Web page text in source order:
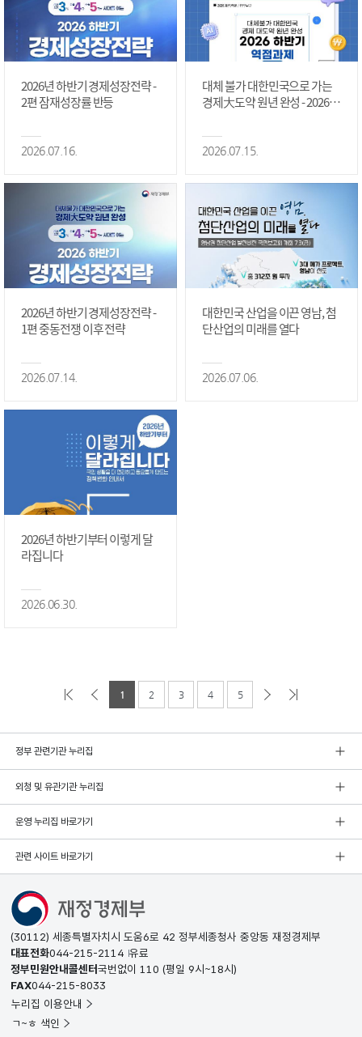
2026년 하반기 경제성장전략 -
2편 잠재성장률 반등
2026.07.16.
대체 불가 대한민국으로 가는
경제大도약 원년 완성 - 2026 하
2026.07.15.
2026년 하반기 경제성장전략 -
1편 중동전쟁 이후 전략
2026.07.14.
대한민국 산업을 이끈 영남, 첨
단산업의 미래를 열다
2026.07.06.
2026년 하반기부터 이렇게 달
라집니다
2026.06.30.
1 2 3 4 5
정부 관련기관 누리집
외청 및 유관기관 누리집
운영 누리집 바로가기
관련 사이트 바로가기
(30112) 세종특별자치시 도움6로 42 정부세종청사 중앙동 재정경제부
대표전화044-215-2114 유료
정부민원안내콜센터국번없이 110 (평일 9시~18시)
FAX044-215-8033
누리집 이용안내
ㄱ~ㅎ 색인